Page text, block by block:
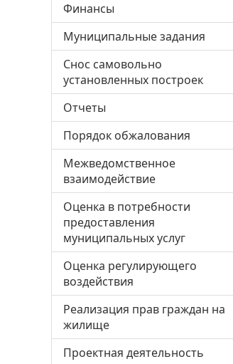
Финансы
Муниципальные задания
Снос самовольно
установленных построек
Отчеты
Порядок обжалования
Межведомственное
взаимодействие
Оценка в потребности
предоставления
муниципальных услуг
Оценка регулирующего
воздействия
Реализация прав граждан на
жилище
Проектная деятельность